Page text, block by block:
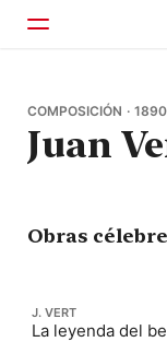
Inicio
Explorar
COMPOSICIÓN ·
Juan
Obras
J. VERT
La leyenda del